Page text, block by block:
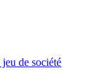
de société